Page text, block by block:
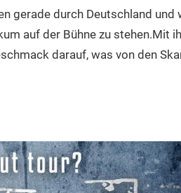
gerade durch Deutschland und
auf der Bühne zu stehen.Mit
darauf, was von den